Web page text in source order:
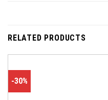
RELATED PRODUCTS
-30%